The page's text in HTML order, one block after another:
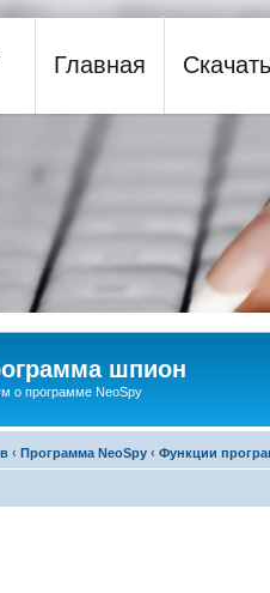
NeoSpy
Главная Скачать
шпион
о программе NeoSpy
‹ Программа NeoSpy ‹ Функции